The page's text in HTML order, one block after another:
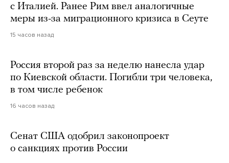
с Италией. Ранее Рим ввел аналогичные
меры из-за миграционного кризиса в Сеуте
15 часов назад
Россия второй раз за неделю нанесла удар
по Киевской области. Погибли три человека,
в том числе ребенок
16 часов назад
Сенат США одобрил законопроект
о санкциях против России